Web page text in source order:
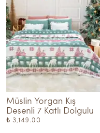
Müslin Yorgan Kış
Desenli 7 Katlı Dolgulu
₺ 3,149.00